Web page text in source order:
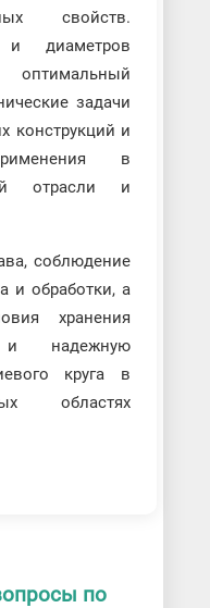
свойств.
и диаметров
оптимальный
задачи
конструкций и
в
отрасли и
соблюдение
и обработки, а
хранения
и надежную
круга в
областях
по